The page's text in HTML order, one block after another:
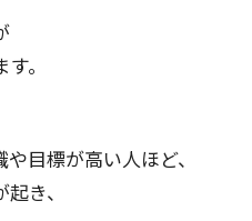
。
目標が高い人ほど、
き、